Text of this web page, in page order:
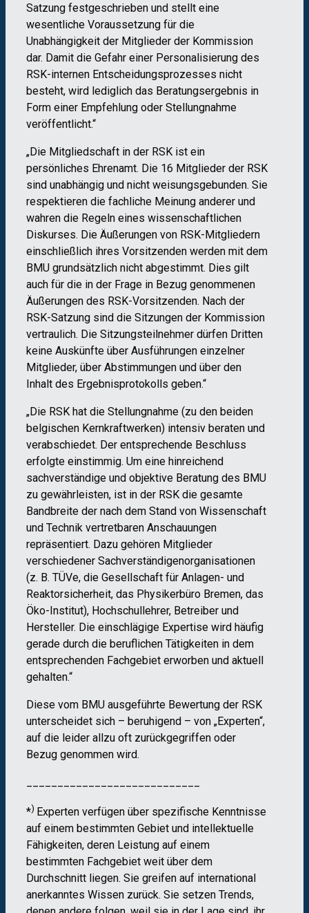
Satzung festgeschrieben und stellt eine
wesentliche Voraussetzung für die
Unabhängigkeit der Mitglieder der Kommission
dar. Damit die Gefahr einer Personalisierung des
RSK-internen Entscheidungsprozesses nicht
besteht, wird lediglich das Beratungsergebnis in
Form einer Empfehlung oder Stellungnahme
veröffentlicht.“
„Die Mitgliedschaft in der RSK ist ein
persönliches Ehrenamt. Die 16 Mitglieder der RSK
sind unabhängig und nicht weisungsgebunden. Sie
respektieren die fachliche Meinung anderer und
wahren die Regeln eines wissenschaftlichen
Diskurses. Die Äußerungen von RSK-Mitgliedern
einschließlich ihres Vorsitzenden werden mit dem
BMU grundsätzlich nicht abgestimmt. Dies gilt
auch für die in der Frage in Bezug genommenen
Äußerungen des RSK-Vorsitzenden. Nach der
RSK-Satzung sind die Sitzungen der Kommission
vertraulich. Die Sitzungsteilnehmer dürfen Dritten
keine Auskünfte über Ausführungen einzelner
Mitglieder, über Abstimmungen und über den
Inhalt des Ergebnisprotokolls geben.“
„Die RSK hat die Stellungnahme (zu den beiden
belgischen Kernkraftwerken) intensiv beraten und
verabschiedet. Der entsprechende Beschluss
erfolgte einstimmig. Um eine hinreichend
sachverständige und objektive Beratung des BMU
zu gewährleisten, ist in der RSK die gesamte
Bandbreite der nach dem Stand von Wissenschaft
und Technik vertretbaren Anschauungen
repräsentiert. Dazu gehören Mitglieder
verschiedener Sachverständigenorganisationen
(z. B. TÜVe, die Gesellschaft für Anlagen- und
Reaktorsicherheit, das Physikerbüro Bremen, das
Öko-Institut), Hochschullehrer, Betreiber und
Hersteller. Die einschlägige Expertise wird häufig
gerade durch die beruflichen Tätigkeiten in dem
entsprechenden Fachgebiet erworben und aktuell
gehalten.“
Diese vom BMU ausgeführte Bewertung der RSK
unterscheidet sich – beruhigend – von „Experten“,
auf die leider allzu oft zurückgegriffen oder
Bezug genommen wird.
*) Experten verfügen über spezifische Kenntnisse
auf einem bestimmten Gebiet und intellektuelle
Fähigkeiten, deren Leistung auf einem
bestimmten Fachgebiet weit über dem
Durchschnitt liegen. Sie greifen auf international
anerkanntes Wissen zurück. Sie setzen Trends,